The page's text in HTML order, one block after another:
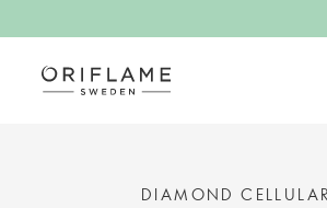
DIAMOND CELLULAR